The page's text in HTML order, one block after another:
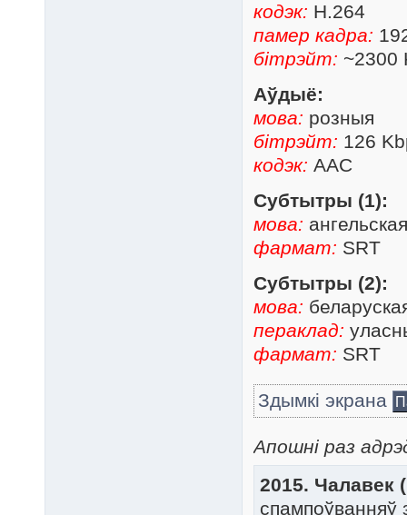
кодэк: H.264
памер кадра:
бітрэйт: ~2300
Аўдыё:
мова: розныя
бітрэйт: 126
кодэк: AAC
Субтытры (1):
мова:
фармат: SRT
Субтытры (2):
мова:
пераклад:
фармат: SRT
Здымкі экрана
Апошні раз
2015. Чалавек